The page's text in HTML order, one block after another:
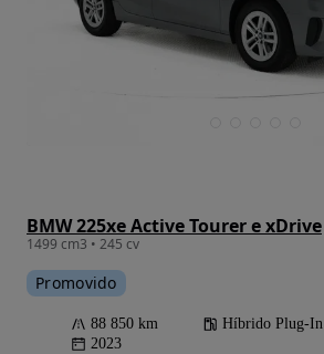
BMW 225xe Active Tourer e xDrive
1499 cm3 • 245 cv
Promovido
88 850 km Híbrido Plug-In
2023